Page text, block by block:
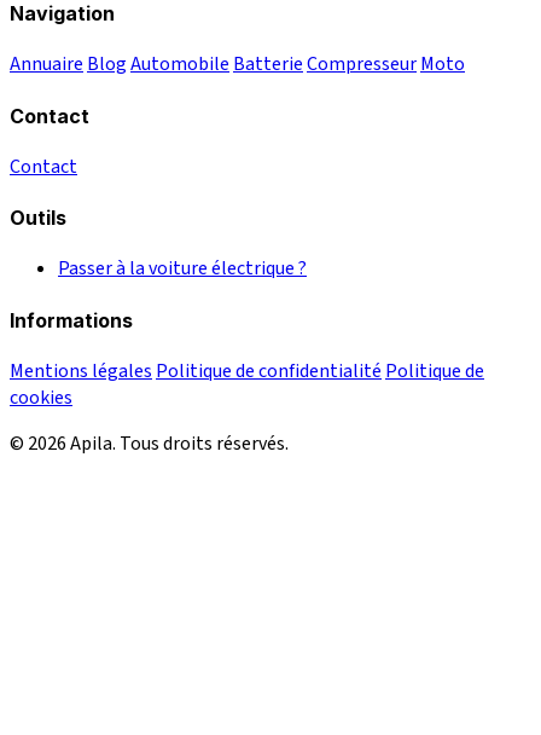
Navigation
Annuaire BlogAutomobile BatterieCompresseurMoto
Contact
Contact
Outils
Passer à la voiture électrique ?
Informations
Mentions légales Politique de confidentialité Politique de
cookies
© 2026 Apila. Tous droits réservés.